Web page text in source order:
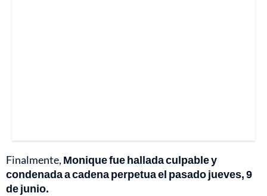
Finalmente, Monique fue hallada culpable y
condenada a cadena perpetua el pasado jueves, 9
de junio.